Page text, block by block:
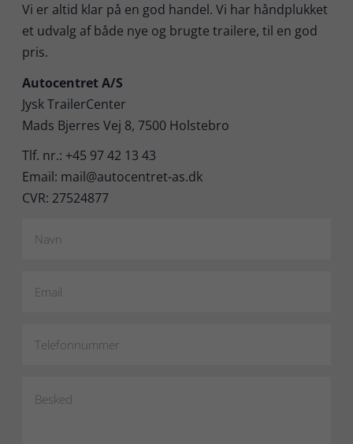
Vi er altid klar på en god handel. Vi har håndplukket
et udvalg af både nye og brugte trailere, til en god
pris.
Autocentret A/S
Jysk TrailerCenter
Mads Bjerres Vej 8, 7500 Holstebro
Tlf. nr.: +45 97 42 13 43
Email: mail@autocentret-as.dk
CVR: 27524877